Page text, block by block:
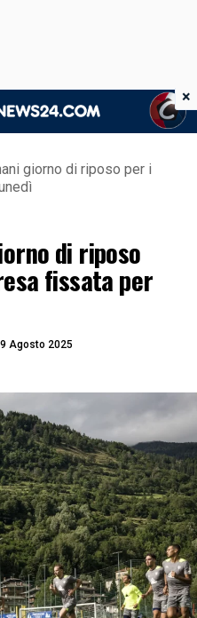
giorno di riposo per i
di riposo
fissata per
9 Agosto 2025
×